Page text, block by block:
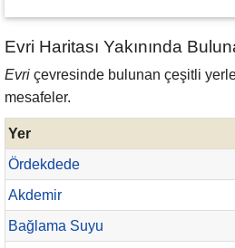
Evri Haritası Yakınında
Evri çevresinde bulunan çeşitli
mesafeler.
Yer
Ördekdede
Akdemir
Bağlama Suyu